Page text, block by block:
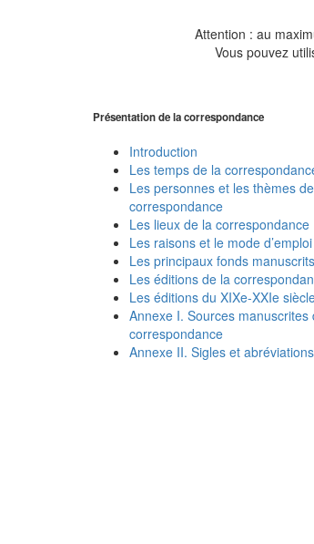
Attention : au
Vous pouvez
Présentation de la correspondance
Introduction
Les temps de la
Les personnes et les thèmes
correspondance
Les lieux de la correspondance
Les raisons et le mode
Les principaux fonds manuscrits
Les éditions de la
Les éditions du XIXe-XXIe
Annexe I. Sources manuscrites
correspondance
Annexe II. Sigles et abréviations